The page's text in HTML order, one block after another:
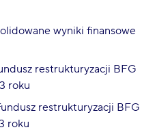
wyniki finansowe
restrukturyzacji BFG
roku
restrukturyzacji BFG
roku